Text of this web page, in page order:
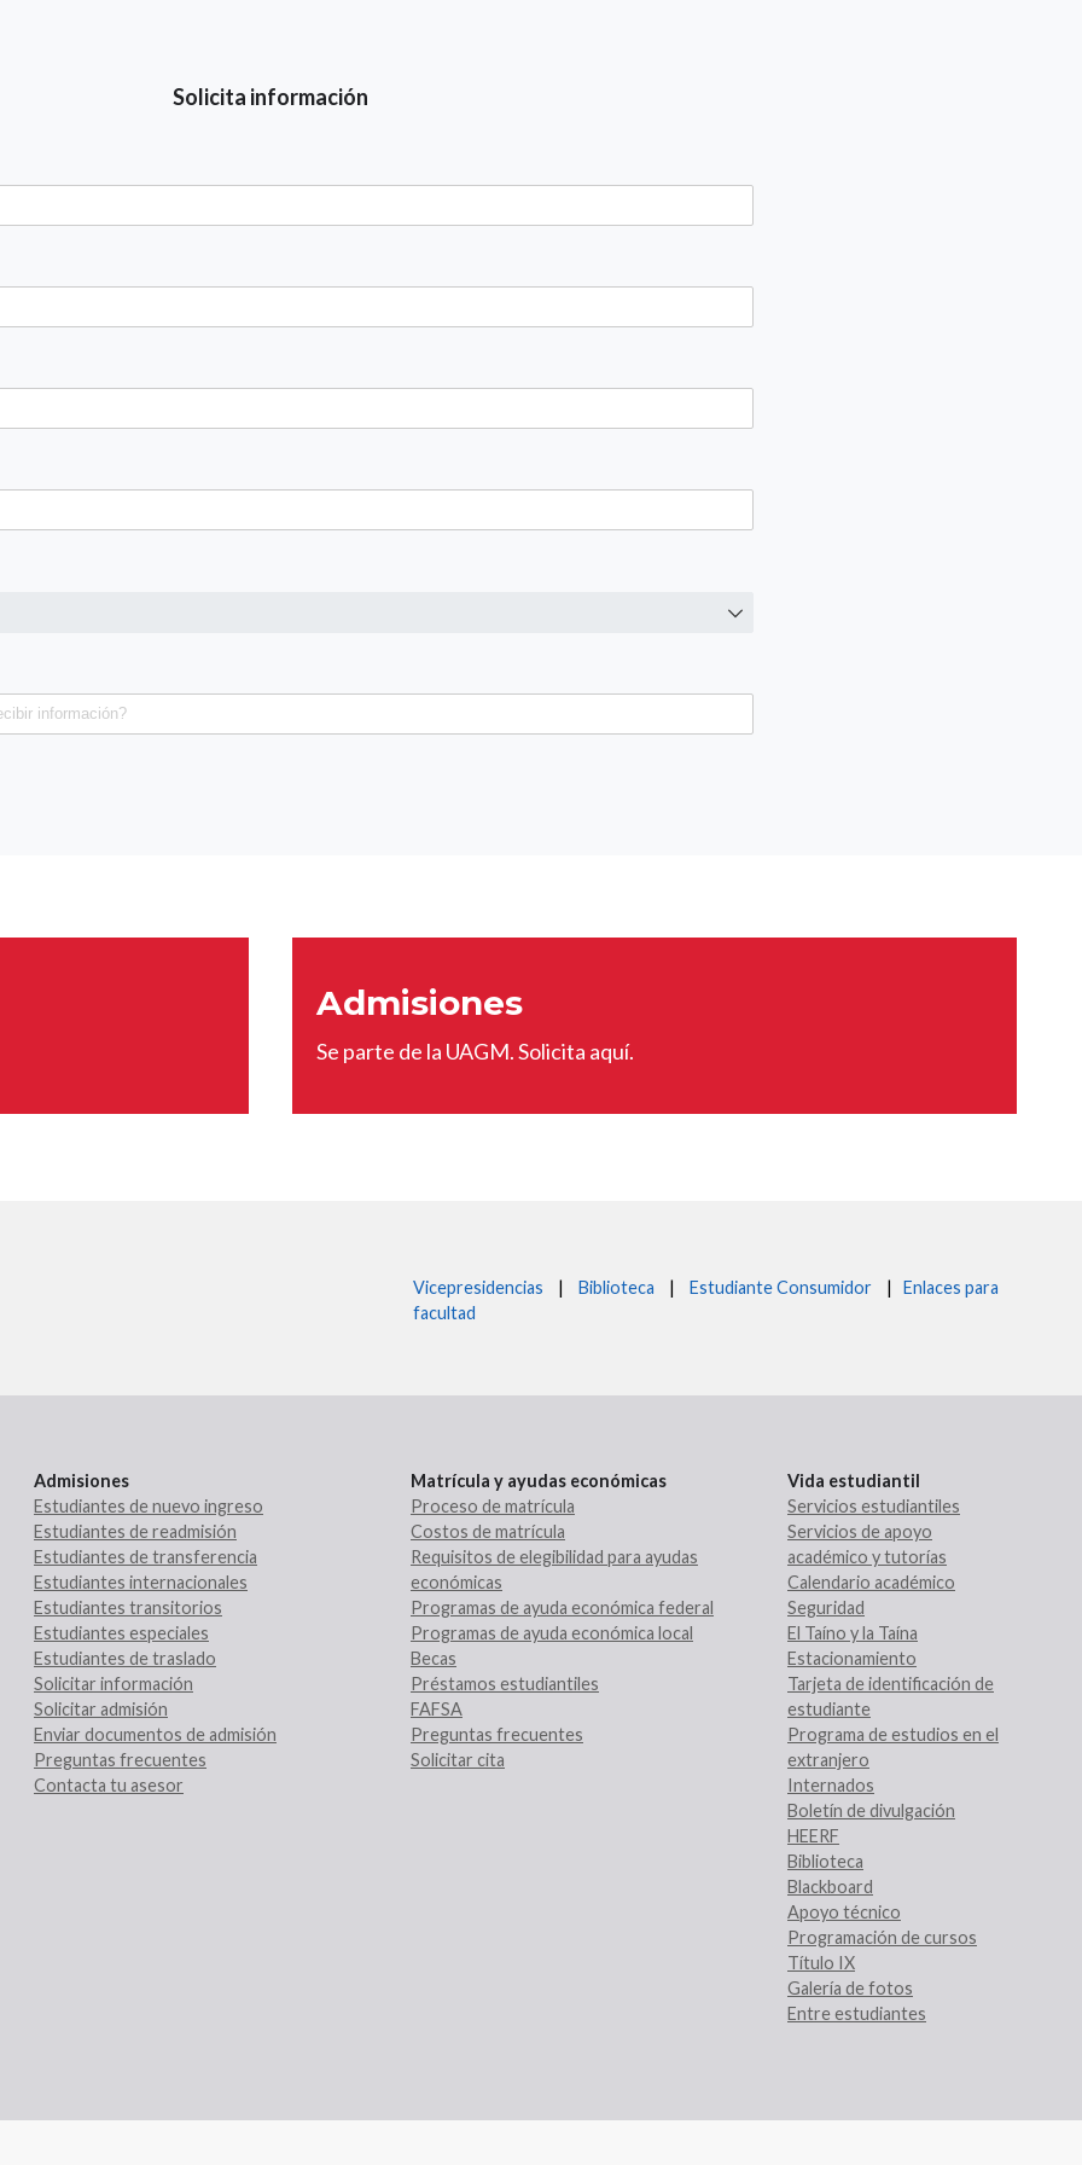
Solicita información
Admisiones
Se parte de la UAGM. Solicita aquí.
Vicepresidencias | Biblioteca | Estudiante Consumidor |
Enlaces para
facultad
Admisiones
Estudiantes de nuevo ingreso
Estudiantes de readmisión
Estudiantes de transferencia
Estudiantes internacionales
Estudiantes transitorios
Estudiantes especiales
Estudiantes de traslado
Solicitar información
Solicitar admisión
Enviar documentos de admisión
Preguntas frecuentes
Contacta tu asesor
Matrícula y ayudas económicas
Proceso de matrícula
Costos de matrícula
Requisitos de elegibilidad para ayudas
económicas
Programas de ayuda económica federal
Programas de ayuda económica local
Becas
Préstamos estudiantiles
FAFSA
Preguntas frecuentes
Solicitar cita
Vida estudiantil
Servicios estudiantiles
Servicios de apoyo
académico y tutorías
Calendario académico
Seguridad
El Taíno y la Taína
Estacionamiento
Tarjeta de identificación de
estudiante
Programa de estudios en el
extranjero
Internados
Boletín de divulgación
HEERF
Biblioteca
Blackboard
Apoyo técnico
Programación de cursos
Título IX
Galería de fotos
Entre estudiantes